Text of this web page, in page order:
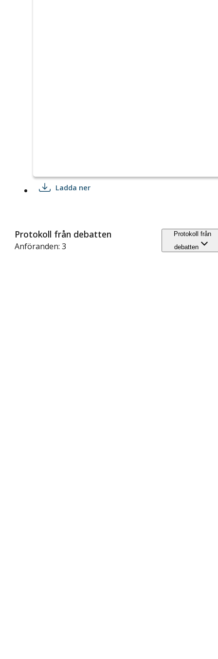
Ladda ner
Protokoll från debatten
Anföranden: 3
Protokoll från
debatten